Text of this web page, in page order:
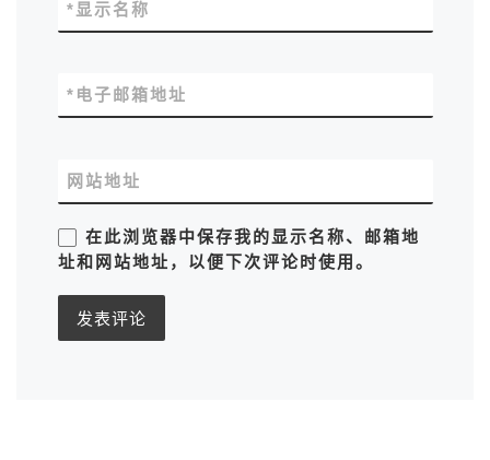
显示名称
*
电子邮箱地址
*
网站地址
在此浏览器中保存我的显示名称、邮箱地
址和网站地址，以便下次评论时使用。